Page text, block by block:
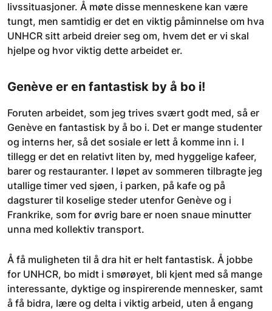
livssituasjoner. Å møte disse menneskene kan være
tungt, men samtidig er det en viktig påminnelse om hva
UNHCR sitt arbeid dreier seg om, hvem det er vi skal
hjelpe og hvor viktig dette arbeidet er.
Genève er en fantastisk by å bo i!
Foruten arbeidet, som jeg trives svært godt med, så er
Genève en fantastisk by å bo i. Det er mange studenter
og interns her, så det sosiale er lett å komme inn i. I
tillegg er det en relativt liten by, med hyggelige kafeer,
barer og restauranter. I løpet av sommeren tilbragte jeg
utallige timer ved sjøen, i parken, på kafe og på
dagsturer til koselige steder utenfor Genève og i
Frankrike, som for øvrig bare er noen snaue minutter
unna med kollektiv transport.
Å få muligheten til å dra hit er helt fantastisk. Å jobbe
for UNHCR, bo midt i smørøyet, bli kjent med så mange
interessante, dyktige og inspirerende mennesker, samt
å få bidra, lære og delta i viktig arbeid, uten å engang